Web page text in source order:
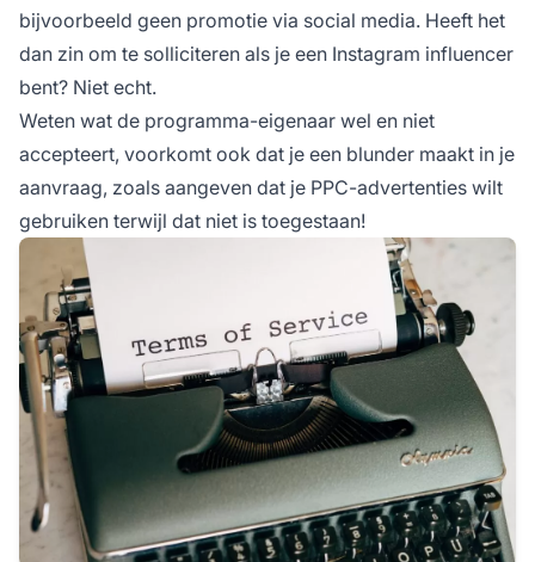
bijvoorbeeld geen promotie via social media. Heeft het
dan zin om te solliciteren als je een Instagram influencer
bent? Niet echt.
Weten wat de programma-eigenaar wel en niet
accepteert, voorkomt ook dat je een blunder maakt in je
aanvraag, zoals aangeven dat je PPC-advertenties wilt
gebruiken terwijl dat niet is toegestaan!